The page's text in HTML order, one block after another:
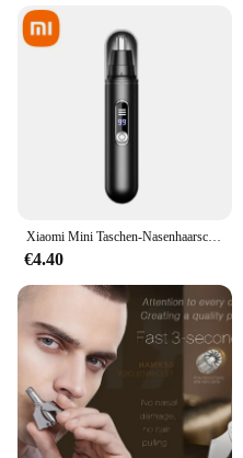
Xiaomi Mini Taschen-Nasenhaarschneider, schmerzloser Haarschneider, Nasenohren, Haar, Augenbrauen, wasserdicht, tragbarer Trimmer für Männer und Frauen
€4.40